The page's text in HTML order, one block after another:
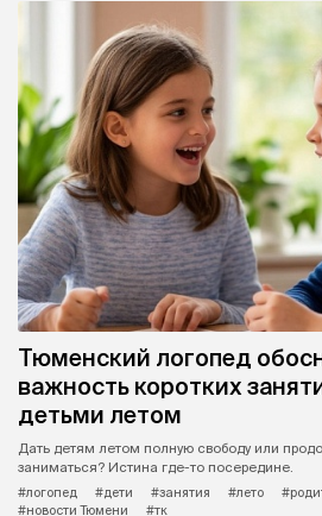
Тюменский логопед
важность коротких
детьми летом
Дать детям летом полную свободу или
заниматься? Истина где-то посередине.
#логопед
#дети #занятия #лето
#новости Тюмени
#тк